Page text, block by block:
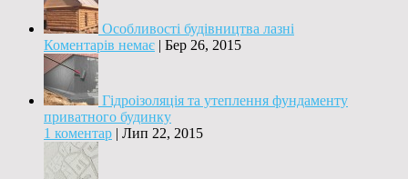
Особливості будівництва лазні
Коментарів немає | Бер 26, 2015
Гідроізоляція та утеплення фундаменту
приватного будинку
1 коментар | Лип 22, 2015